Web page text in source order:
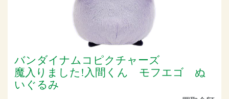
バンダイナムコピクチャーズ
魔入りました!入間くん モフエゴ ぬ
いぐるみ